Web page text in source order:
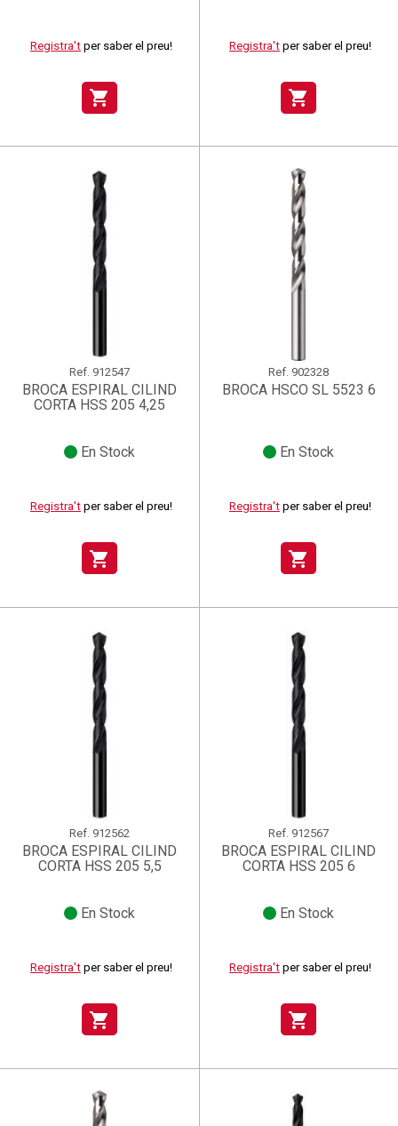
Registra't per saber el preu!
shopping_cart
Registra't per saber el preu!
shopping_cart
Ref. 912547
BROCA ESPIRAL CILIND
CORTA HSS 205 4,25
En Stock
Registra't per saber el preu!
shopping_cart
Ref. 902328
BROCA HSCO SL 5523 6
En Stock
Registra't per saber el preu!
shopping_cart
Ref. 912562
BROCA ESPIRAL CILIND
CORTA HSS 205 5,5
En Stock
Registra't per saber el preu!
shopping_cart
Ref. 912567
BROCA ESPIRAL CILIND
CORTA HSS 205 6
En Stock
Registra't per saber el preu!
shopping_cart